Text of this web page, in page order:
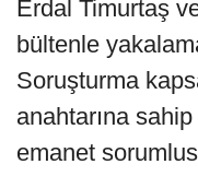
Erdal Timurtaş
bültenle
Soruşturma
anahtarına
emanet